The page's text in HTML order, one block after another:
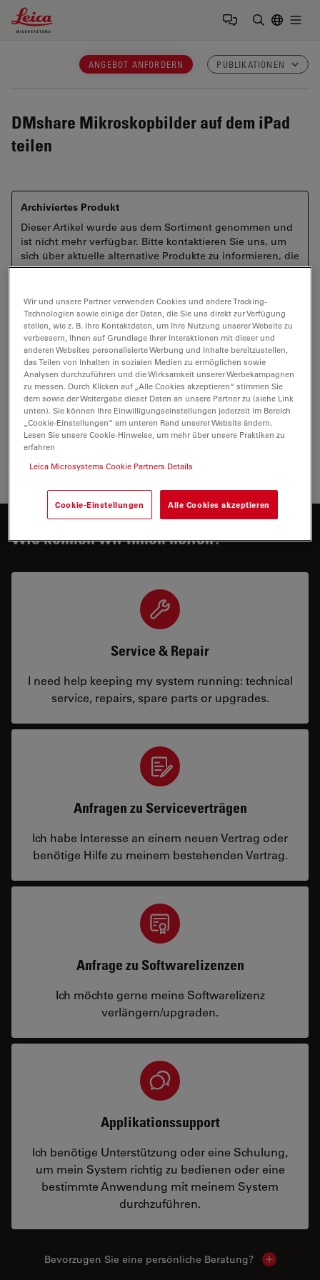
Leica Microsystems Logo
ANGEBOT ANFORDERN PUBLIKATIONEN
DMshare Mikroskopbilder auf dem iPad
teilen
Archiviertes Produkt
Dieser Artikel wurde aus dem Sortiment genommen und
ist nicht mehr verfügbar. Bitte kontaktieren Sie uns, um
sich über aktuelle alternative Produkte zu informieren, die
Ihren Anforderungen entsprechen könnten.
Suche nach verwandten Artikeln in Google Scholar
Sex differences and pathology status correlated to the
toxicity of some common carcinogens in experimental
skin carcinoma
Dehelean C Soica C Pinzaru I Coricovac D Danciu C et.
Food and Chemical Toxicology
2016 vol: 95 pp: 149-158
Wie können wir Ihnen helfen?
Service & Repair
I need help keeping my system running: technical
service, repairs, spare parts or upgrades.
Anfragen zu Serviceverträgen
Ich habe Interesse an einem neuen Vertrag oder
benötige Hilfe zu meinem bestehenden Vertrag.
Anfrage zu Softwarelizenzen
Ich möchte gerne meine Softwarelizenz
verlängern/upgraden.
Applikationssupport
Ich benötige Unterstützung oder eine Schulung,
um mein System richtig zu bedienen oder eine
bestimmte Anwendung mit meinem System
durchzuführen.
Bevorzugen Sie eine persönliche Beratung? Show
Wir und unsere Partner verwenden Cookies und andere Tracking-
Technologien sowie einige der Daten, die Sie uns direkt zur Verfügung
stellen, wie z. B. Ihre Kontaktdaten, um Ihre Nutzung unserer Website zu
verbessern, Ihnen auf Grundlage Ihrer Interaktionen mit dieser und
anderen Websites personalisierte Werbung und Inhalte bereitzustellen,
das Teilen von Inhalten in sozialen Medien zu ermöglichen sowie
Analysen durchzuführen und die Wirksamkeit unserer Werbekampagnen
zu messen. Durch Klicken auf „Alle Cookies akzeptieren“ stimmen Sie
dem sowie der Weitergabe dieser Daten an unsere Partner zu (siehe Link
unten). Sie können Ihre Einwilligungseinstellungen jederzeit im Bereich
„Cookie-Einstellungen“ am unteren Rand unserer Website ändern.
Lesen Sie unsere Cookie-Hinweise, um mehr über unsere Praktiken zu
erfahren
Leica Microsystems Cookie Partners Details
Cookie-Einstellungen Alle Cookies akzeptieren